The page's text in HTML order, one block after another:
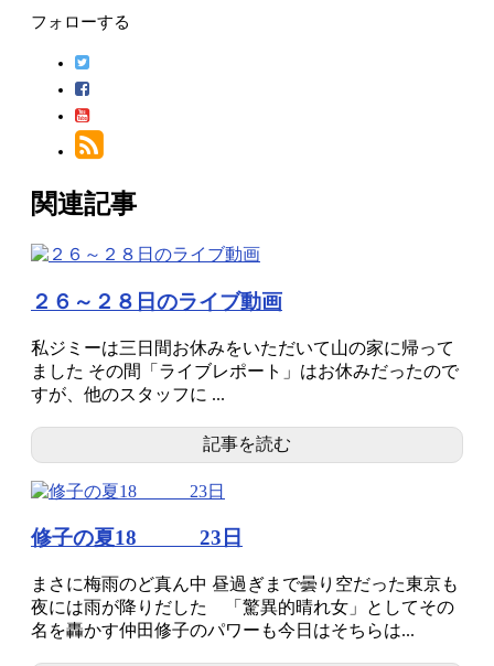
フォローする
関連記事
２６～２８日のライブ動画
私ジミーは三日間お休みをいただいて山の家に帰って
ました その間「ライブレポート」はお休みだったので
すが、他のスタッフに ...
記事を読む
修子の夏18 23日
まさに梅雨のど真ん中 昼過ぎまで曇り空だった東京も
夜には雨が降りだした 「驚異的晴れ女」としてその
名を轟かす仲田修子のパワーも今日はそちらは...